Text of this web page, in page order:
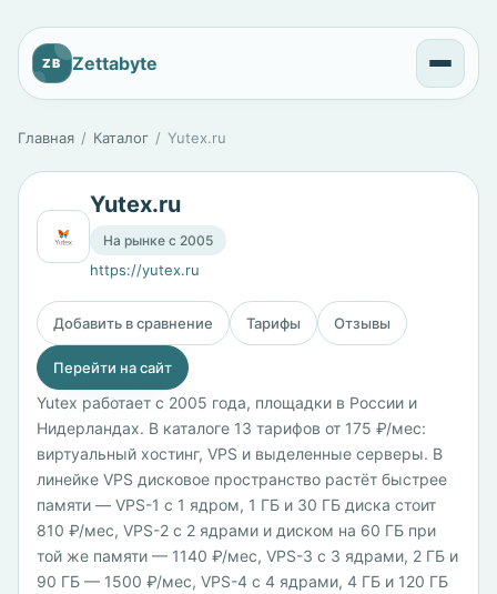
ZB Zettabyte
Главная Каталог Yutex.ru
Yutex.ru
На рынке с 2005
https://yutex.ru
Добавить в сравнение Тарифы Отзывы
Перейти на сайт
Yutex работает с 2005 года, площадки в России и
Нидерландах. В каталоге 13 тарифов от 175 ₽/мес:
виртуальный хостинг, VPS и выделенные серверы. В
линейке VPS дисковое пространство растёт быстрее
памяти — VPS-1 с 1 ядром, 1 ГБ и 30 ГБ диска стоит
810 ₽/мес, VPS-2 с 2 ядрами и диском на 60 ГБ при
той же памяти — 1140 ₽/мес, VPS-3 с 3 ядрами, 2 ГБ и
90 ГБ — 1500 ₽/мес, VPS-4 с 4 ядрами, 4 ГБ и 120 ГБ